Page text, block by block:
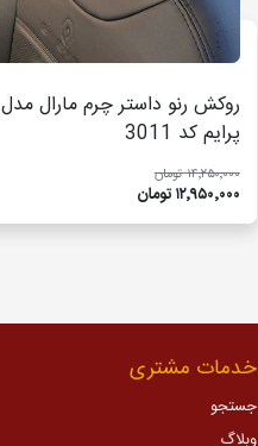
روکش رنو داستر چرم مارال مدل
پرایم کد 3011
۱۴٬۲۵۰٬۰۰۰ تومان
۱۲٬۹۵۰٬۰۰۰ تومان
خدمات مشتری
جستجو
وبلاگ